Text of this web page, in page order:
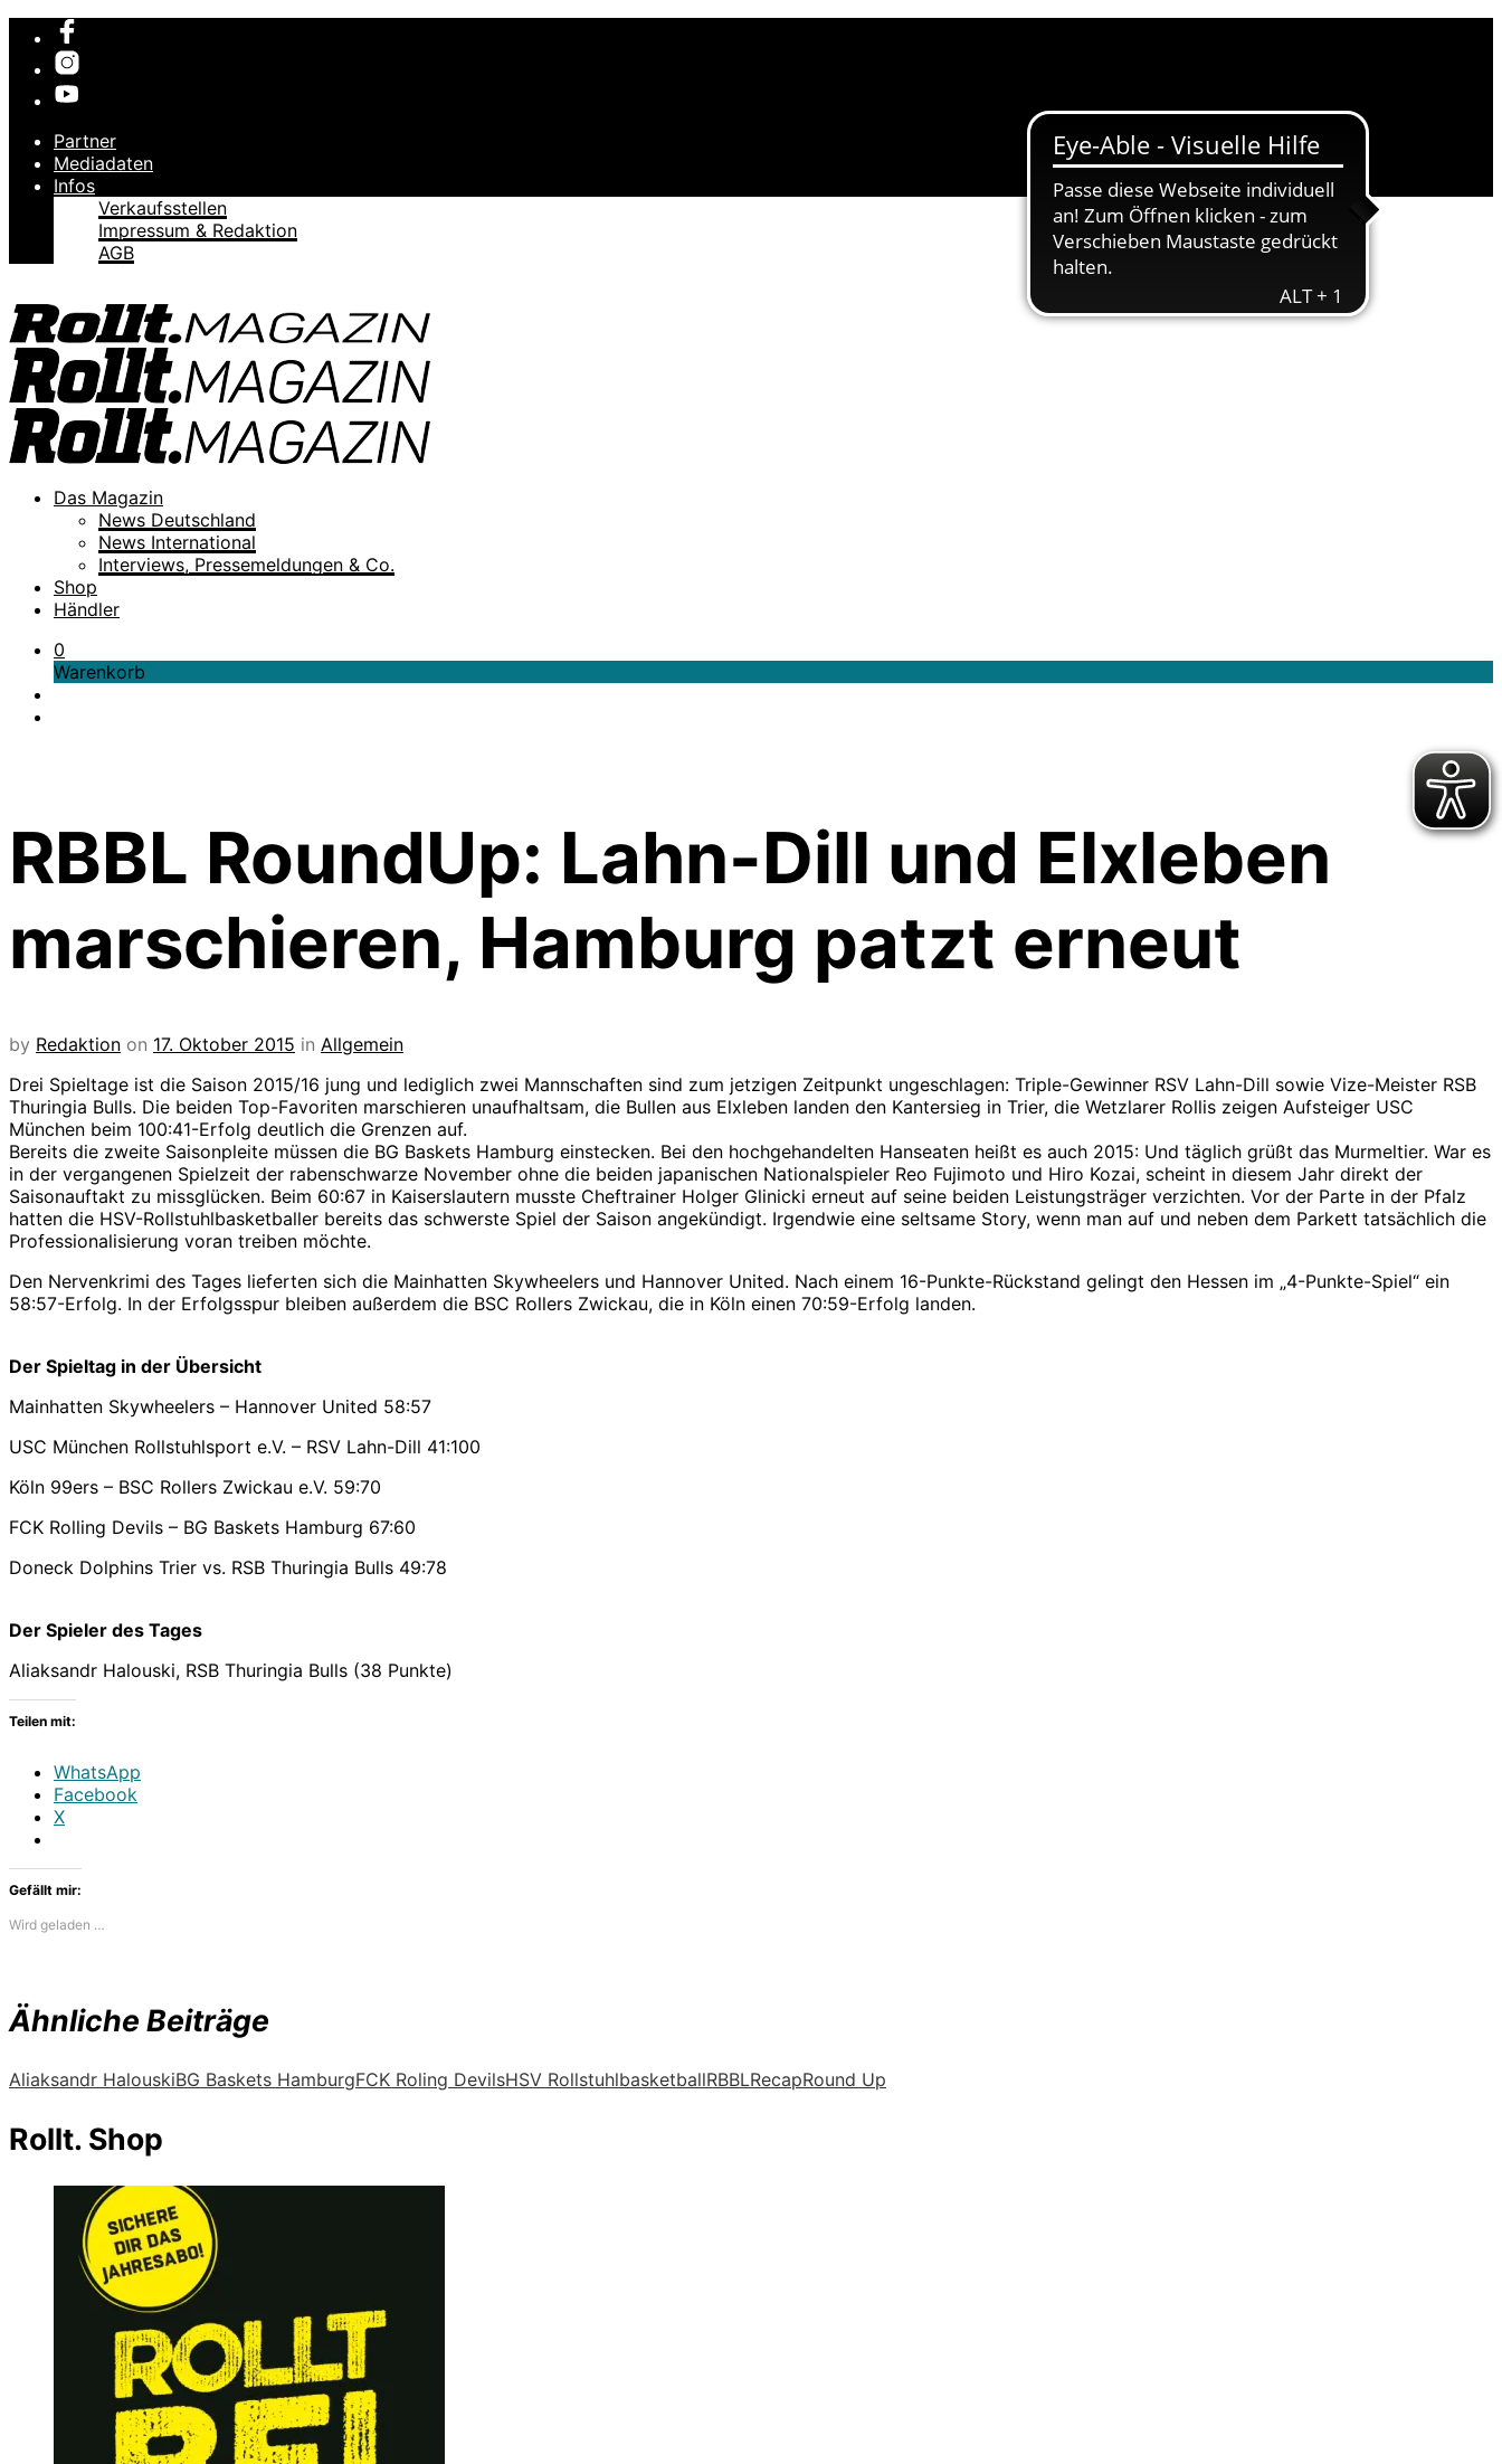
Partner
Mediadaten
Infos
Verkaufsstellen
Impressum & Redaktion
AGB
Das Magazin
News Deutschland
News International
Interviews, Pressemeldungen & Co.
Shop
Händler
0
Warenkorb
RBBL RoundUp: Lahn-Dill und Elxleben
marschieren, Hamburg patzt erneut
by Redaktion on 17. Oktober 2015 in Allgemein
Drei Spieltage ist die Saison 2015/16 jung und lediglich zwei Mannschaften sind zum jetzigen Zeitpunkt ungeschlagen: Triple-Gewinner RSV Lahn-Dill sowie Vize-Meister RSB
Thuringia Bulls. Die beiden Top-Favoriten marschieren unaufhaltsam, die Bullen aus Elxleben landen den Kantersieg in Trier, die Wetzlarer Rollis zeigen Aufsteiger USC
München beim 100:41-Erfolg deutlich die Grenzen auf.
Bereits die zweite Saisonpleite müssen die BG Baskets Hamburg einstecken. Bei den hochgehandelten Hanseaten heißt es auch 2015: Und täglich grüßt das Murmeltier. War es
in der vergangenen Spielzeit der rabenschwarze November ohne die beiden japanischen Nationalspieler Reo Fujimoto und Hiro Kozai, scheint in diesem Jahr direkt der
Saisonauftakt zu missglücken. Beim 60:67 in Kaiserslautern musste Cheftrainer Holger Glinicki erneut auf seine beiden Leistungsträger verzichten. Vor der Parte in der Pfalz
hatten die HSV-Rollstuhlbasketballer bereits das schwerste Spiel der Saison angekündigt. Irgendwie eine seltsame Story, wenn man auf und neben dem Parkett tatsächlich die
Professionalisierung voran treiben möchte.
Den Nervenkrimi des Tages lieferten sich die Mainhatten Skywheelers und Hannover United. Nach einem 16-Punkte-Rückstand gelingt den Hessen im „4-Punkte-Spiel“ ein
58:57-Erfolg. In der Erfolgsspur bleiben außerdem die BSC Rollers Zwickau, die in Köln einen 70:59-Erfolg landen.
Der Spieltag in der Übersicht
Mainhatten Skywheelers – Hannover United 58:57
USC München Rollstuhlsport e.V. – RSV Lahn-Dill 41:100
Köln 99ers – BSC Rollers Zwickau e.V. 59:70
FCK Rolling Devils – BG Baskets Hamburg 67:60
Doneck Dolphins Trier vs. RSB Thuringia Bulls 49:78
Der Spieler des Tages
Aliaksandr Halouski, RSB Thuringia Bulls (38 Punkte)
Teilen mit:
WhatsApp
Facebook
X
Gefällt mir:
Wird geladen …
Ähnliche Beiträge
Aliaksandr HalouskiBG Baskets HamburgFCK Roling DevilsHSV RollstuhlbasketballRBBLRecapRound Up
Rollt. Shop